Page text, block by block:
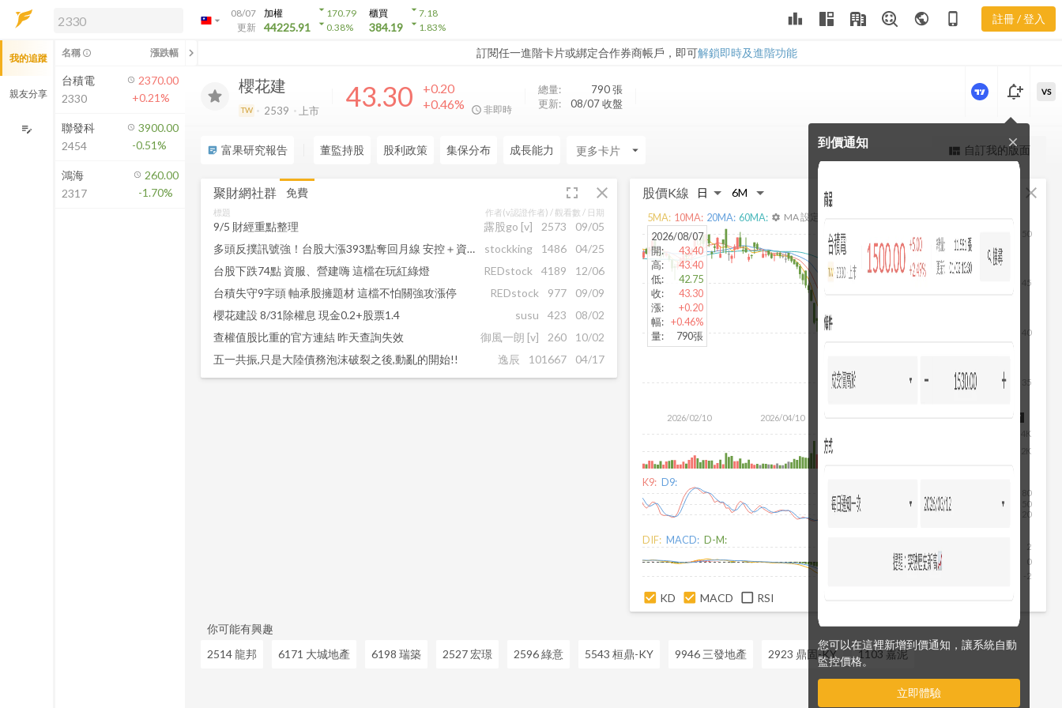
arrow_drop_down
08/07
更新
加權
44225.91
arrow_drop_down170.79
arrow_drop_down0.38%
櫃買
384.19
arrow_drop_down7.18
arrow_drop_down1.83% leaderboard public phone_iphone 註冊 / 登入
訂閱任一進階卡片或綁定合作券商帳戶，即可解鎖即時及進階功能
解鎖即時行情及進階功能
方案」，即可解鎖以下功能：
即時行情
即時市況與排行
成交金額熱力圖
前往方案訂閱
如何綁定合作券商
社群
櫻花建
TW 2539 上市 43.30
+0.20
+0.46%
非即時
總量: 790張
更新:
08/07 收盤
更強大的進階價量圖表
notification_add
到價通知
您可以在這裡新增到價通知，讓系統自動
監控價格。
立即體驗
close
VS
sticky_note_2 富果研究報告 董監持股 股利政策 集保分布 成長能力 arrow_drop_down view_quilt 自訂我的版面
聚財網社群 fullscreen close
免費
標題 作者(v認證作者) / 觀看數 / 日期
9/5 財經重點整理 露股go [v] 2573
09/05
多頭反撲訊號強！台股大漲393點奪回月線 安控＋資服點火掀漲停潮
stockking 1486
04/25
台股下跌74點 資服、營建嗨 這檔在玩紅綠燈
REDstock 4189
12/06
台積失守9字頭 軸承股擁題材 這檔不怕關強攻漲停
REDstock 977
09/09
櫻花建設 8/31除權息 現金0.2+股票1.4
susu 423
08/02
查權值股比重的官方連結 昨天查詢失效
御風一朗 [v] 260
10/02
五一共振,只是大陸債務泡沫破裂之後,動亂的開始!!
逸辰 101667 04/17
股價K線 close
2026/02/10 2026/04/10
35
40
45
50
2026/08/07
2K
4K
2026/08/07
開:
43.40
高:
43.40
低:
42.75
收:
43.30
漲:
+0.20
幅: +0.46%
量: 790張
5MA: 10MA: 20MA: 60MA: settings MA 設定
K9: D9:
20
50
80
DIF: MACD: D-M:
-2
0
2
KD MACD RSI
你可能有興趣
2514 龍邦
6171 大城地產 6198 瑞築 2527 宏璟 2596 綠意 5543 桓鼎-KY 9946 三發地產 2923 鼎固-KY 1103 嘉泥
我的追蹤
親友分享
edit_note
名稱 info_outline 漲跌幅 chevron_left
台積電
2330
2370.00
+0.21%
聯發科
2454
3900.00
-0.51%
鴻海
2317
260.00
-1.70%